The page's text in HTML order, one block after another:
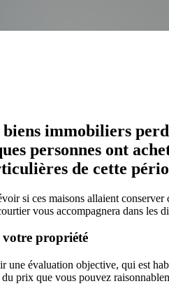
immobiliers
personnes ont
de cette
si ces maisons allaient
vous accompagnera dans les
votre propriété
une évaluation objective, qui est
prix que vous pouvez